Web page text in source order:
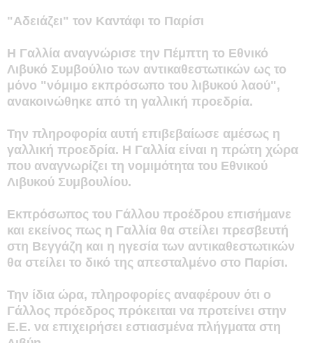
"Αδειάζει" τον Καντάφι το Παρίσι
Η Γαλλία αναγνώρισε την Πέμπτη το Εθνικό
Λιβυκό Συμβούλιο των αντικαθεστωτικών ως το
μόνο "νόμιμο εκπρόσωπο του λιβυκού λαού",
ανακοινώθηκε από τη γαλλική προεδρία.
Την πληροφορία αυτή επιβεβαίωσε αμέσως η
γαλλική προεδρία. Η Γαλλία είναι η πρώτη χώρα
που αναγνωρίζει τη νομιμότητα του Εθνικού
Λιβυκού Συμβουλίου.
Εκπρόσωπος του Γάλλου προέδρου επισήμανε
και εκείνος πως η Γαλλία θα στείλει πρεσβευτή
στη Βεγγάζη και η ηγεσία των αντικαθεστωτικών
θα στείλει το δικό της απεσταλμένο στο Παρίσι.
Την ίδια ώρα, πληροφορίες αναφέρουν ότι ο
Γάλλος πρόεδρος πρόκειται να προτείνει στην
Ε.Ε. να επιχειρήσει εστιασμένα πλήγματα στη